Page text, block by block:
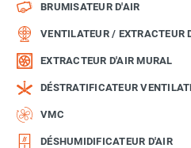
BRUMISATEUR D'AIR
VENTILATEUR / EXTRACTEUR
EXTRACTEUR D'AIR MURAL
DÉSTRATIFICATEUR
VMC
DÉSHUMIDIFICATEUR D'AIR